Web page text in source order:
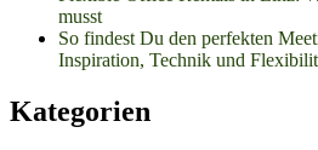
musst
So findest Du den perfekten
Inspiration, Technik und
Kategorien